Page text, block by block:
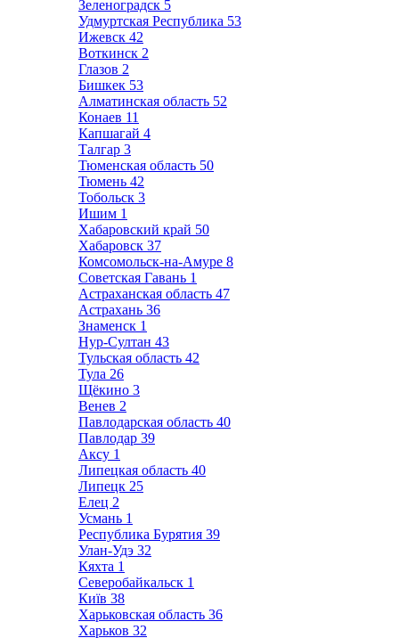
Зеленоградск 5
Удмуртская Республика 53
Ижевск 42
Воткинск 2
Глазов 2
Бишкек 53
Алматинская область 52
Конаев 11
Капшагай 4
Талгар 3
Тюменская область 50
Тюмень 42
Тобольск 3
Ишим 1
Хабаровский край 50
Хабаровск 37
Комсомольск-на-Амуре 8
Советская Гавань 1
Астраханская область 47
Астрахань 36
Знаменск 1
Нур-Султан 43
Тульская область 42
Тула 26
Щёкино 3
Венев 2
Павлодарская область 40
Павлодар 39
Аксу 1
Липецкая область 40
Липецк 25
Елец 2
Усмань 1
Республика Бурятия 39
Улан-Удэ 32
Кяхта 1
Северобайкальск 1
Київ 38
Харьковская область 36
Харьков 32